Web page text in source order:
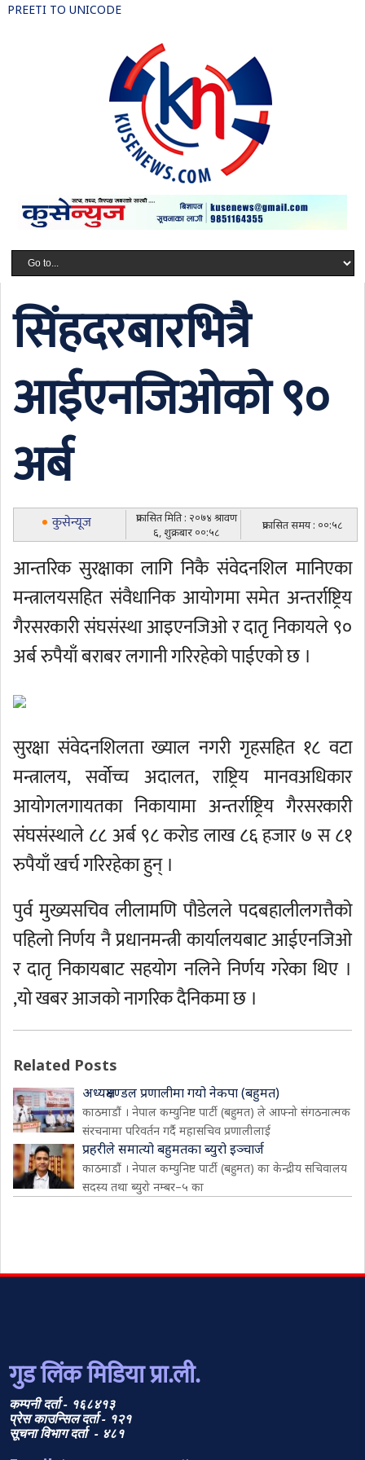
PREETI TO UNICODE
सिंहदरबारभित्रै
आईएनजिओको ९०
अर्ब
कुसेन्यूज
प्रकासित मिति : २०७४ श्रावण
६, शुक्रबार ००:५८
प्रकासित समय : ००:५८
आन्तरिक सुरक्षाका लागि निकै संवेदनशिल मानिएका
मन्त्रालयसहित संवैधानिक आयोगमा समेत अन्तर्राष्ट्रिय
गैरसरकारी संघसंस्था आइएनजिओ र दातृ निकायले ९०
अर्ब रुपैयाँ बराबर लगानी गरिरहेको पाईएको छ ।
सुरक्षा संवेदनशिलता ख्याल नगरी गृहसहित १८ वटा
मन्त्रालय, सर्वोच्च अदालत, राष्ट्रिय मानवअधिकार
आयोगलगायतका निकायामा अन्तर्राष्ट्रिय गैरसरकारी
संघसंस्थाले ८८ अर्ब ९८ करोड लाख ८६ हजार ७ स ८१
रुपैयाँ खर्च गरिरहेका हुन् ।
पुर्व मुख्यसचिव लीलामणि पौडेलले पदबहालीलगत्तैको
पहिलो निर्णय नै प्रधानमन्त्री कार्यालयबाट आईएनजिओ
र दातृ निकायबाट सहयोग नलिने निर्णय गरेका थिए ।
,यो खबर आजको नागरिक दैनिकमा छ ।
Related Posts
अध्यक्षमण्डल प्रणालीमा गयो नेकपा (बहुमत)
काठमाडौं । नेपाल कम्युनिष्ट पार्टी (बहुमत) ले आफ्नो संगठनात्मक
संरचनामा परिवर्तन गर्दै महासचिव प्रणालीलाई
प्रहरीले समात्यो बहुमतका ब्युरो इञ्चार्ज
काठमाडौं । नेपाल कम्युनिष्ट पार्टी (बहुमत) का केन्द्रीय सचिवालय
सदस्य तथा ब्युरो नम्बर–५ का
गुड लिंक मिडिया प्रा.ली.
कम्पनी दर्ता - १६८४१३
प्रेस काउन्सिल दर्ता - १२१
सूचना विभाग दर्ता - ४८१